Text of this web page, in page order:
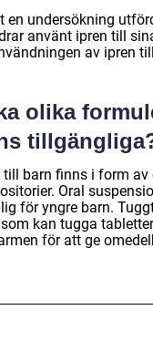
en undersökning
använt ipren till
av ipren
olika
till barn finns i form
Oral
för yngre barn.
kan tugga
för att ge